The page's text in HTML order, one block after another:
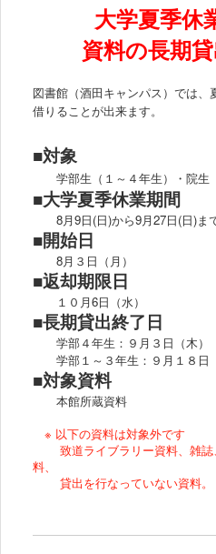
大学夏季休
資料の長期
図書館（酒田キャンパス）では、
借りることが出来ます。
■対象
学部生（１～４年生）・院生
■大学夏季休業期間
8月9日(日)から9月27日(日)ま
■開始日
8月３日（月）
■返却期限日
１０月6日（水）
■長期貸出終了日
学部４年生：９月３日（木）
学部１～３年生：９月１８日
■対象資料
本館所蔵資料
※ 以下の資料は対象外です
致道ライブラリー資料、雑誌
料、
貸出を行なっていない資料。